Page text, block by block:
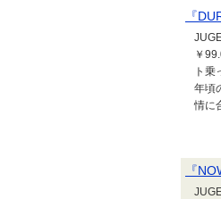
『
￥
ト
年頃
情に
『